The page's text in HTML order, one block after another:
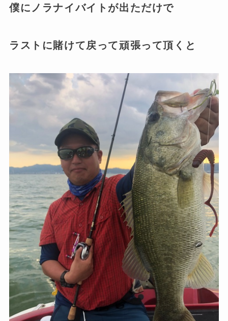
僕にノラナイバイトが出ただけで
ラストに賭けて戻って頑張って頂くと